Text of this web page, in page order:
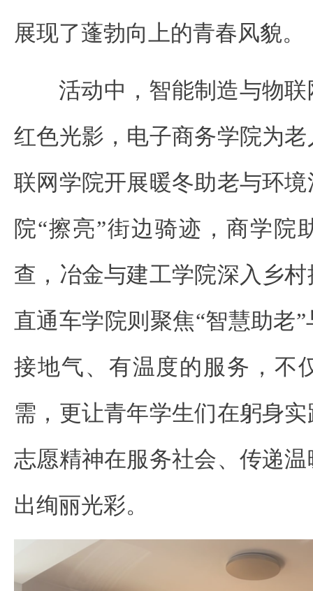
展现了蓬勃向上的青春风貌。
活动中，智能制造与物
红色光影，电子商务学院为
联网学院开展暖冬助老与环
院“擦亮”街边骑迹，商学院
查，冶金与建工学院深入乡
直通车学院则聚焦“智慧助老
接地气、有温度的服务，不
需，更让青年学生们在躬身
志愿精神在服务社会、传递
出绚丽光彩。